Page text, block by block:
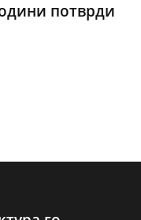
потврди